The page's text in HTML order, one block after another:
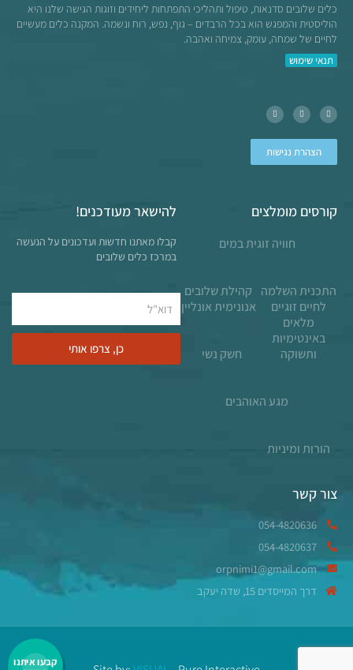
קבעו איתנו
כלים שלובים סדנאות, טיפול ותהליכי התפתחות ליחידים וזוגות הגישה שלנו היא
הוליסטית והמפגש הוא בכל הרבדים – גוף, נפש, רוח ונשמה. המקנה כלים מעשיים
לחיים של שמחה, עומק, צמיחה ואהבה.
תנאי שימוש
הצהרת נגישות
קורסים מומלצים
חוויה זוגית במים
התכנית השלמה
לחיים זוגיים
מלאים
באינטימיות
ותשוקה
קהילת שלובים
אנונימית אונליין
חשק נשי
מגע האוהבים
הורוּת ומיניות
להישאר מעודכנים!
קבלו מאתנו חדשות ועדכונים על הנעשה
במרכז כלים שלובים
כן, צרפו אותי
צור קשר
054-4820636​
054-4820637
orpnimi1@gmail.com
דרך המייסדים 15, שדה יעקב